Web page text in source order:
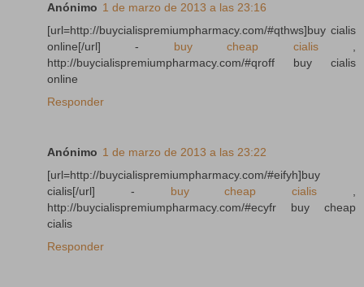
Anónimo 1 de marzo de 2013 a las 23:16
[url=http://buycialispremiumpharmacy.com/#qthws]buy cialis
online[/url] - buy cheap cialis,
http://buycialispremiumpharmacy.com/#qroff buy cialis
online
Responder
Anónimo 1 de marzo de 2013 a las 23:22
[url=http://buycialispremiumpharmacy.com/#eifyh]buy
cialis[/url] - buy cheap cialis
http://buycialispremiumpharmacy.com/#ecyfr buy cheap
cialis
Responder